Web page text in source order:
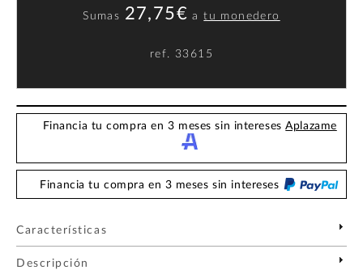
Sumas 27,75€ atu monedero
ref. 33615
Financia tu compra en 3 meses sin interesesAplazame
Financia tu compra en 3 meses sin intereses
Características
Descripción